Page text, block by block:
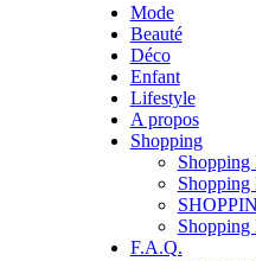
Mode
Beauté
Déco
Enfant
Lifestyle
A propos
Shopping
Shopping
Shopping
Shopping
F.A.Q.